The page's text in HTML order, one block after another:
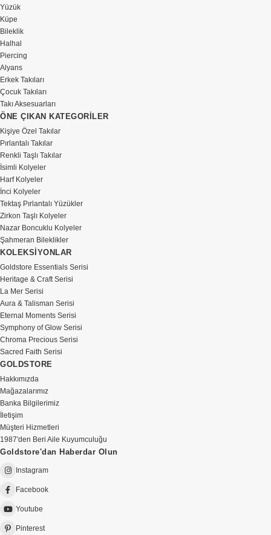
Yüzük
Küpe
Bileklik
Halhal
Piercing
Alyans
Erkek Takıları
Çocuk Takıları
Takı Aksesuarları
ÖNE ÇIKAN KATEGORİLER
Kişiye Özel Takılar
Pırlantalı Takılar
Renkli Taşlı Takılar
İsimli Kolyeler
Harf Kolyeler
İnci Kolyeler
Tektaş Pırlantalı Yüzükler
Zirkon Taşlı Kolyeler
Nazar Boncuklu Kolyeler
Şahmeran Bileklikler
KOLEKSİYONLAR
Goldstore Essentials Serisi
Heritage & Craft Serisi
La Mer Serisi
Aura & Talisman Serisi
Eternal Moments Serisi
Symphony of Glow Serisi
Chroma Precious Serisi
Sacred Faith Serisi
GOLDSTORE
Hakkımızda
Mağazalarımız
Banka Bilgilerimiz
İletişim
Müşteri Hizmetleri
1987'den Beri Aile Kuyumculuğu
Goldstore'dan Haberdar Olun
Instagram
Facebook
Youtube
Pinterest